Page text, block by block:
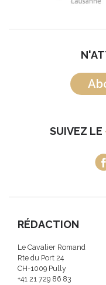
SUIVEZ LE
RÉDACTION
Le Cavalier Romand
Rte du Port 24
CH-1009 Pully
+41 21 729 86 83